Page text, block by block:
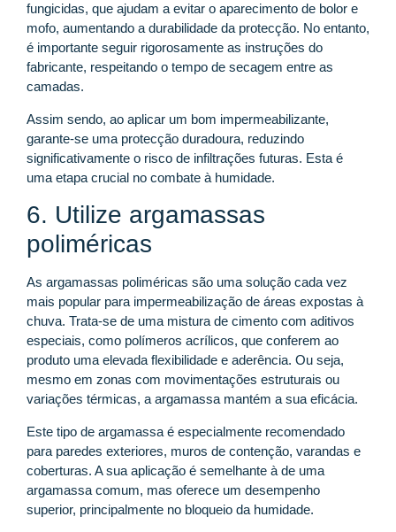
fungicidas, que ajudam a evitar o aparecimento de bolor e
mofo, aumentando a durabilidade da protecção. No entanto,
é importante seguir rigorosamente as instruções do
fabricante, respeitando o tempo de secagem entre as
camadas.
Assim sendo, ao aplicar um bom impermeabilizante,
garante-se uma protecção duradoura, reduzindo
significativamente o risco de infiltrações futuras. Esta é
uma etapa crucial no combate à humidade.
6. Utilize argamassas
poliméricas
As argamassas poliméricas são uma solução cada vez
mais popular para impermeabilização de áreas expostas à
chuva. Trata-se de uma mistura de cimento com aditivos
especiais, como polímeros acrílicos, que conferem ao
produto uma elevada flexibilidade e aderência. Ou seja,
mesmo em zonas com movimentações estruturais ou
variações térmicas, a argamassa mantém a sua eficácia.
Este tipo de argamassa é especialmente recomendado
para paredes exteriores, muros de contenção, varandas e
coberturas. A sua aplicação é semelhante à de uma
argamassa comum, mas oferece um desempenho
superior, principalmente no bloqueio da humidade.